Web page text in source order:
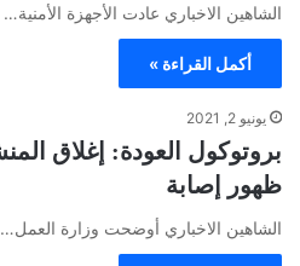
الشاهين الاخباري عادت الأجهزة الأمنية…
أكمل القراءة »
يونيو 2, 2021
ظهور إصابة
الشاهين الاخباري أوضحت وزارة العمل…